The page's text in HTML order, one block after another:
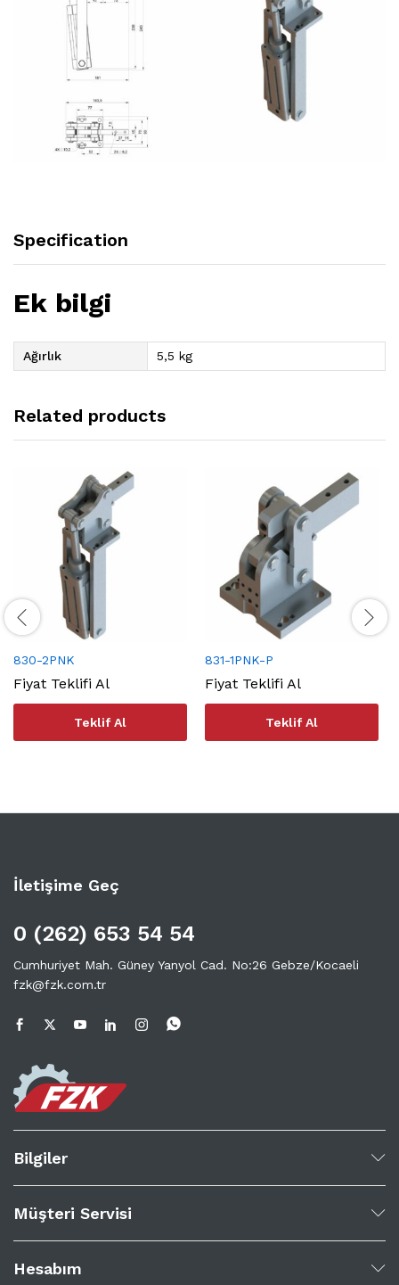
Specification
Ek bilgi
Ağırlık 5,5 kg
Related products
830-2PNK
Fiyat Teklifi Al
Teklif Al
831-1PNK-P
Fiyat Teklifi Al
Teklif Al
İletişime Geç
0 (262) 653 54 54
Cumhuriyet Mah. Güney Yanyol Cad. No:26 Gebze/Kocaeli
fzk@fzk.com.tr
Bilgiler
Müşteri Servisi
Hesabım